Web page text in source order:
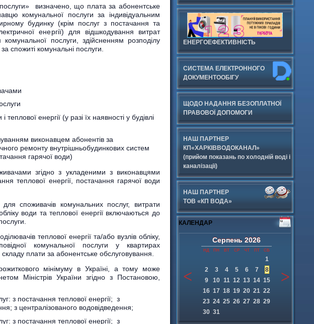
ЕНЕРГОЕФЕКТИВНІСТЬ
СИСТЕМА ЕЛЕКТРОННОГО
ДОКУМЕНТООБIГУ
ЩОДО НАДАННЯ БЕЗОПЛАТНОЇ
ПРАВОВОЇ ДОПОМОГИ
НАШ ПАРТНЕР
КП«ХАРКІВВОДОКАНАЛ»
(прийом показань по холодній воді і
каналізації)
НАШ ПАРТНЕР
ТОВ «КП ВОДА»
КАЛЕНДАР
Серпень 2026
НД ПН ВТ СР ЧТ ПТ СБ
1
2
3 4 5 6 7
8
9
10 11 12 13 14 15
16 17 18 19 20 21 22
23 24 25 26 27 28 29
30 31
визначено, що плата за абонентське
комунальної послуги за індивідуальним
будинку (крім послуг з постачання та
енергії) для відшкодування витрат
послуги, здійсненням розподілу
спожиті комунальні послуги.
енергії (у разі їх наявності у будівлі
виконавцем абонентів за
ремонту внутрішньобудинкових систем
гарячої води)
згідно з укладеними з виконавцями
теплової енергії, постачання гарячої води
для споживачів комунальних послуг, витрати
води та теплової енергії включаються до
теплової енергії та/або вузлів обліку,
комунальної послуги у квартирах
плати за абонентське обслуговування.
мінімуму в Україні, а тому може
Міністрів України згідно з Постановою,
з постачання теплової енергії; з
з централізованого водовідведення;
з постачання теплової енергії; з